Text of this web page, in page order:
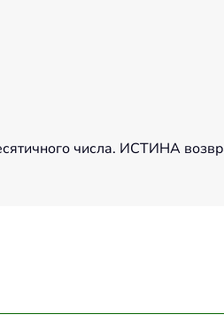
числа. ИСТИНА